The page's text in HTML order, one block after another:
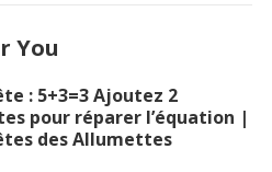
You
: 5+3=3 Ajoutez 2
pour réparer l’équation |
des Allumettes